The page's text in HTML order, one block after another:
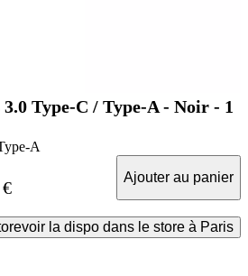
Type-C / Type-A - Noir - 1
A
Ajouter au panier
voir la dispo dans le store à Paris